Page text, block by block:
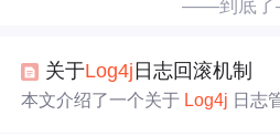
——到底
关于Log4j 日志回滚机制
本文介绍了一个关于 Log4j 日志